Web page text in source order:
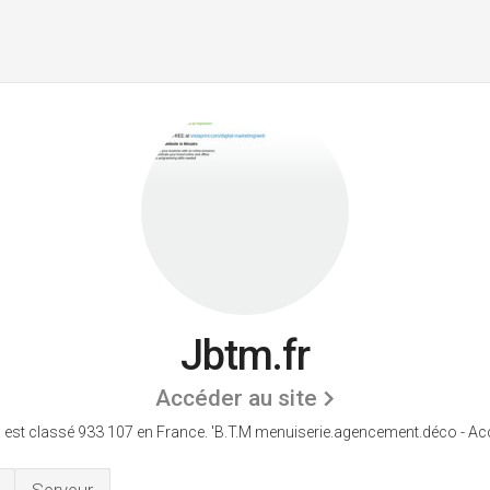
Jbtm.fr
Accéder au site
classé 933 107 en France. 'B.T.M menuiserie.agencement.déco -